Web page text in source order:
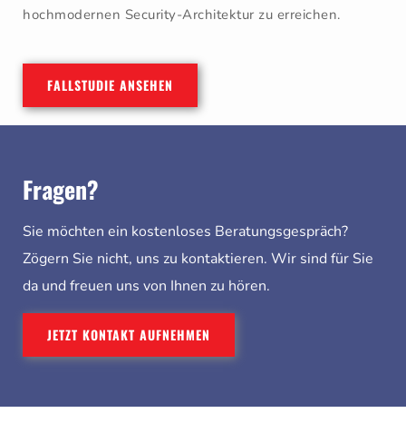
hochmodernen Security-Architektur zu erreichen.
FALLSTUDIE ANSEHEN
Fragen?
Sie möchten ein kostenloses Beratungsgespräch?
Zögern Sie nicht, uns zu kontaktieren. Wir sind für Sie
da und freuen uns von Ihnen zu hören.
JETZT KONTAKT AUFNEHMEN